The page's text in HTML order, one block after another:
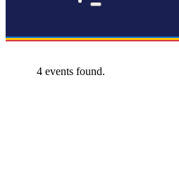
4 events found.